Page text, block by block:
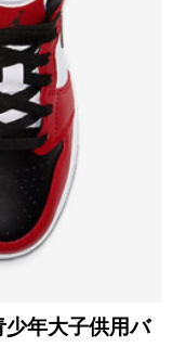
年大子供用バ